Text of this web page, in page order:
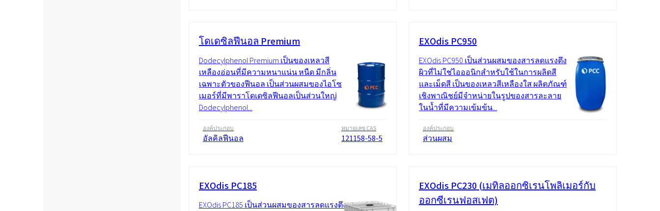
โดเดซิลฟีนอล Premium
Dodecylphenol Premium เป็นของเหลวสี
เหลืองอ่อนที่มีความหนาแน่น หนืด มีกลิ่น
เฉพาะตัวของฟีนอล เป็นส่วนผสมของไอโซ
เมอร์ที่มีพาราโดเดซิลฟีนอลเป็นส่วนใหญ่
Dodecylphenol...
องค์ประกอบ
อัลคิลฟีนอล
หมายเลข CAS
121158-58-5
EXOdis PC950
EXOdis PC950 เป็นส่วนผสมของสารลดแรงตึง
ผิวที่ไม่ใช่ไอออนิกสำหรับใช้ในการผลิตสี
และเม็ดสี เป็นของเหลวสีเหลืองใส ผลิตภัณฑ์
เชิงพาณิชย์มีจำหน่ายในรูปของสารละลาย
ในน้ำที่มีความเข้มข้น...
องค์ประกอบ
ส่วนผสม
EXOdis PC185
EXOdis PC185 เป็นส่วนผสมของสารลดแรงตึง
EXOdis PC230 (เมทิลออกซิเรนโพลิเมอร์กับ
ออกซีเรนฟอสเฟต)